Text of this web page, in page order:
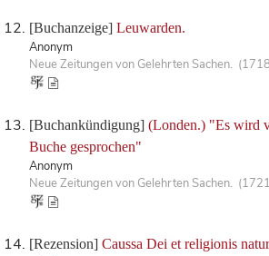
[Buchanzeige] Leuwarden.
Anonym
Neue Zeitungen von Gelehrten Sachen.
[Buchankündigung] (Londen.) "Es wird
Buche gesprochen"
Anonym
Neue Zeitungen von Gelehrten Sachen.
[Rezension] Caussa Dei et religionis